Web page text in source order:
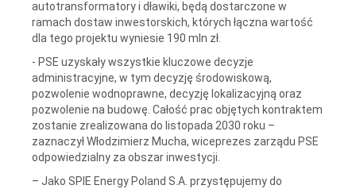
autotransformatory i dławiki, będą dostarczone w
ramach dostaw inwestorskich, których łączna wartość
dla tego projektu wyniesie 190 mln zł.
- PSE uzyskały wszystkie kluczowe decyzje
administracyjne, w tym decyzję środowiskową,
pozwolenie wodnoprawne, decyzję lokalizacyjną oraz
pozwolenie na budowę. Całość prac objętych kontraktem
zostanie zrealizowana do listopada 2030 roku –
zaznaczył Włodzimierz Mucha, wiceprezes zarządu PSE
odpowiedzialny za obszar inwestycji.
– Jako SPIE Energy Poland S.A. przystępujemy do